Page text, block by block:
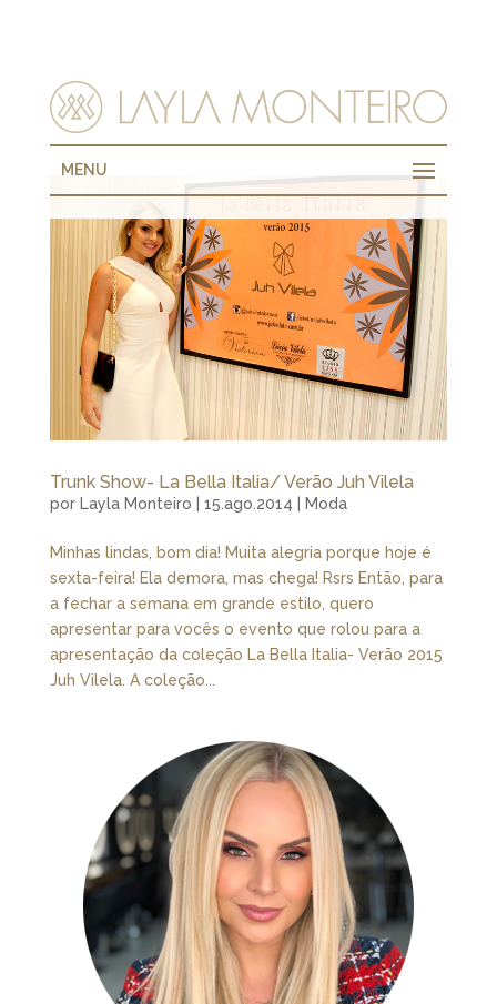
MENU
Trunk Show- La Bella Italia/ Verão Juh Vilela
por Layla Monteiro 15.ago.2014 Moda
Minhas lindas, bom dia! Muita alegria porque hoje é
sexta-feira! Ela demora, mas chega! Rsrs Então, para
a fechar a semana em grande estilo, quero
apresentar para vocês o evento que rolou para a
apresentação da coleção La Bella Italia- Verão 2015
Juh Vilela. A coleção...